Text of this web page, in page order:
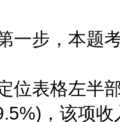
步，本题考
表格左半部
，该项